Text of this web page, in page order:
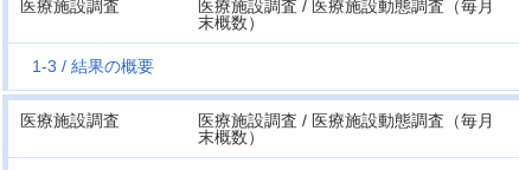
医療施設調査
医療施設調査 / 医療施設動態調査（毎月
末概数）
1-3 結果の概要
医療施設調査
医療施設調査 / 医療施設動態調査（毎月
末概数）